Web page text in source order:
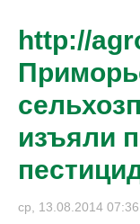
http://
изъяли
ср, 13.08.2014 07:36